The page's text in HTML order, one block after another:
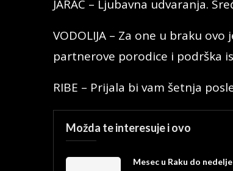
JARAC – Ljubavna udvaranja.
VODOLIJA – Za one u braku
partnerove porodice i podrška
RIBE – Prijala bi vam šetnja
Možda te interesuje i ovo
Mesec u Raku do